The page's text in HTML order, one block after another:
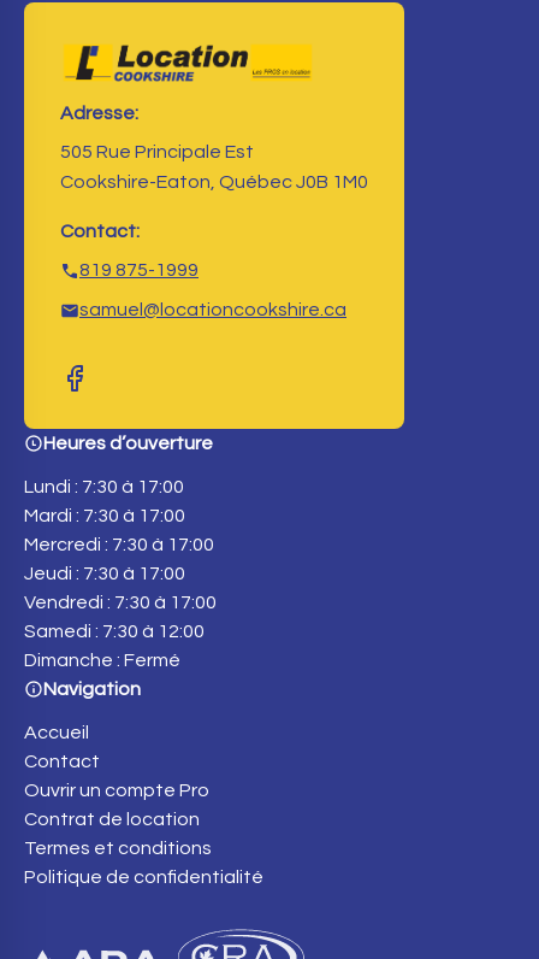
Adresse:
505 Rue Principale Est
Cookshire-Eaton, Québec J0B 1M0
Contact:
819 875-1999
samuel@locationcookshire.ca
Heures d’ouverture
Lundi : 7:30 à 17:00
Mardi : 7:30 à 17:00
Mercredi : 7:30 à 17:00
Jeudi : 7:30 à 17:00
Vendredi : 7:30 à 17:00
Samedi : 7:30 à 12:00
Dimanche : Fermé
Navigation
Accueil
Contact
Ouvrir un compte Pro
Contrat de location
Termes et conditions
Politique de confidentialité